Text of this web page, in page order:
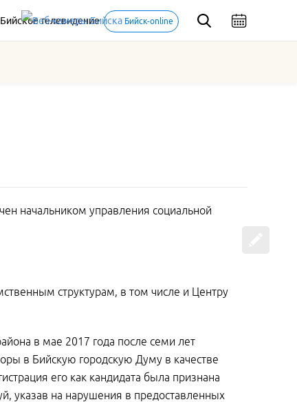
Бийское телевидение Бийск-online
начальником управления социальной
структурам, в том числе и Центру
в мае 2017 года после семи лет
в Бийскую городскую Думу в качестве
его как кандидата была признана
указав на нарушения в предоставленных